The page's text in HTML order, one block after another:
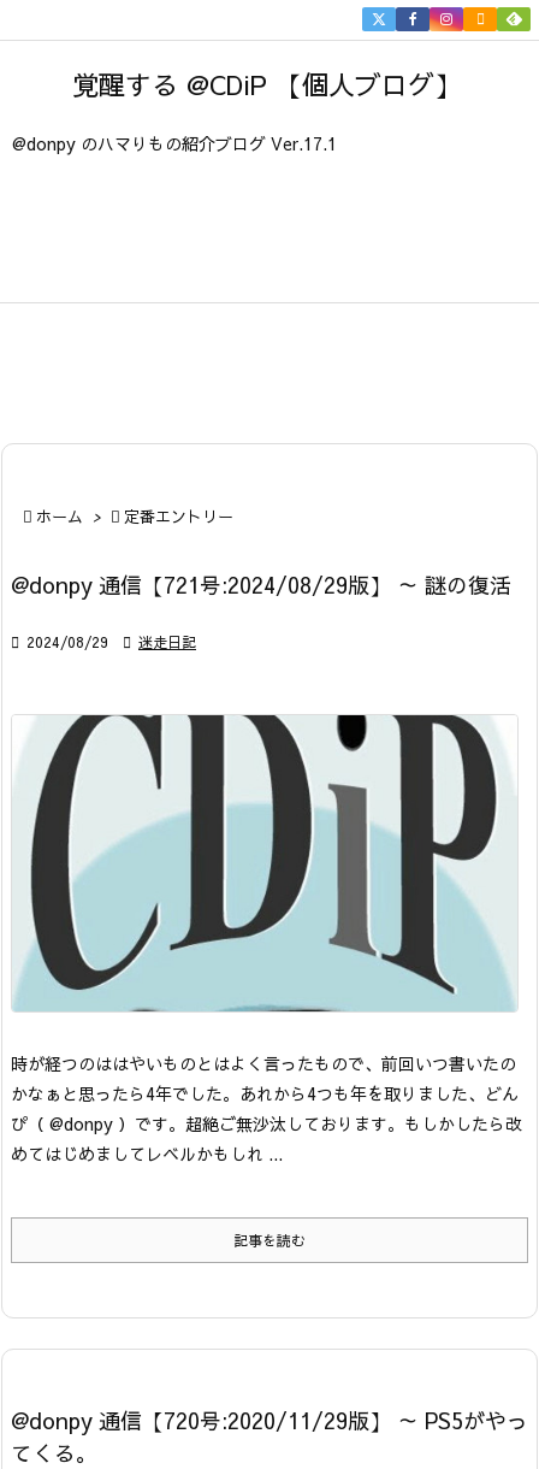
覚醒する @CDiP 【個人ブログ】
@donpy のハマりもの紹介ブログ Ver.17.1


 ホーム >  定番エントリー
@donpy 通信【721号:2024/08/29版】 ～ 謎の復活
 2024/08/29  迷走日記
時が経つのははやいものとはよく言ったもので、前回いつ書いたの
かなぁと思ったら4年でした。 あれから4つも年を取りました、どん
ぴ（ @donpy ）です。超絶ご無沙汰しております。もしかしたら改
めてはじめましてレベルかもしれ ...
記事を読む
@donpy 通信【720号:2020/11/29版】 ～ PS5がやっ
てくる。